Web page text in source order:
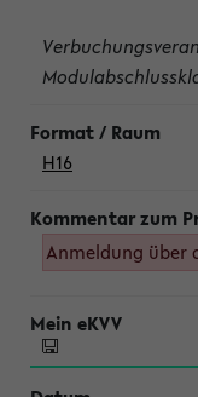
H16
Anmeldung über